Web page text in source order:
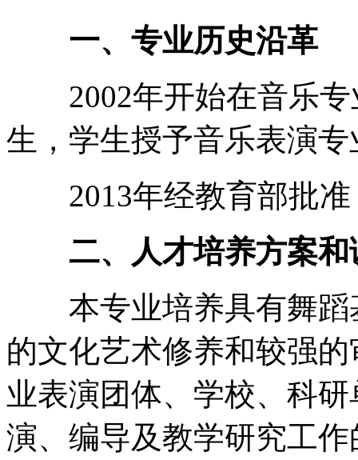
一、专业历史沿革
2002年开始在音乐专
生，学生授予音乐表演
2013年经教育部批准
二、人才培养方案
本专业培养具有舞蹈
的文化艺术修养和较强
业表演团体、学校、科
演、编导及教学研究工